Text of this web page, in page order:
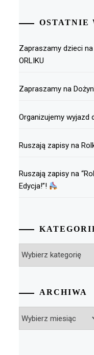
OSTATNIE
Zapraszamy dzieci na
ORLIKU
Zapraszamy na
Organizujemy wyjazd
Ruszają zapisy na
Ruszają zapisy na
Edycja!”!
ARCHIWA